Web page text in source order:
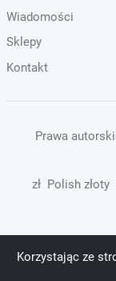
Wiadomości
Sklepy
Kontakt
Prawa
zł Polish złoty
Korzystając ze